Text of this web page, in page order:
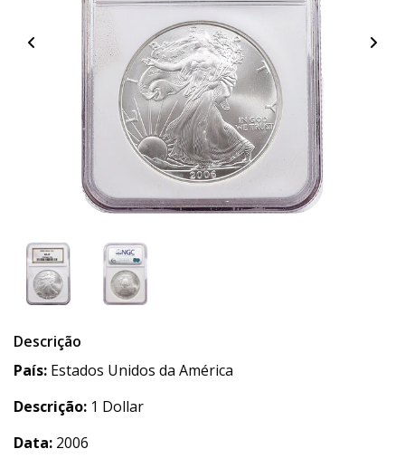
Descrição
País: Estados Unidos da América
Descrição: 1 Dollar
Data: 2006